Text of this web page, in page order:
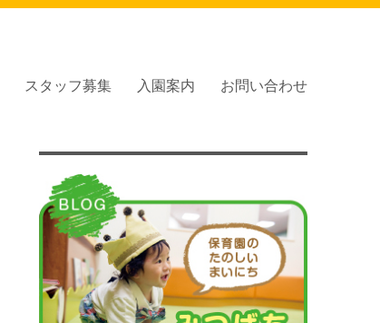
スタッフ募集 入園案内 お問い合わせ